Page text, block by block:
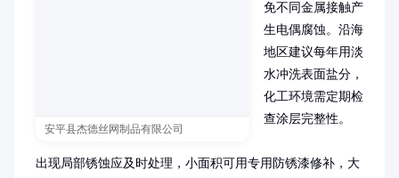
安平县杰德丝网制品有限公司
免不同金属接触产
生电偶腐蚀。沿海
地区建议每年用淡
水冲洗表面盐分，
化工环境需定期检
查涂层完整性。
出现局部锈蚀应及时处理，小面积可用专用防锈漆修补，大